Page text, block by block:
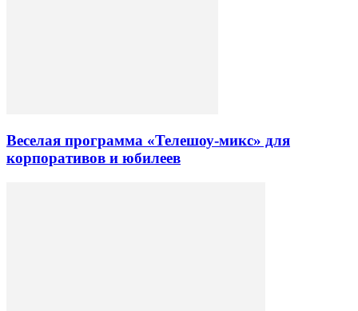
Веселая программа «Телешоу-микс» для
корпоративов и юбилеев